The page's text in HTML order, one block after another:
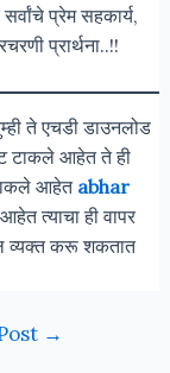
प्रेम सहकार्य,
प्रार्थना..!!
ते एचडी डाउनलोड
टाकले आहेत ते ही
आहेत abhar
त्याचा ही वापर
व्यक्त करू शकतात
→